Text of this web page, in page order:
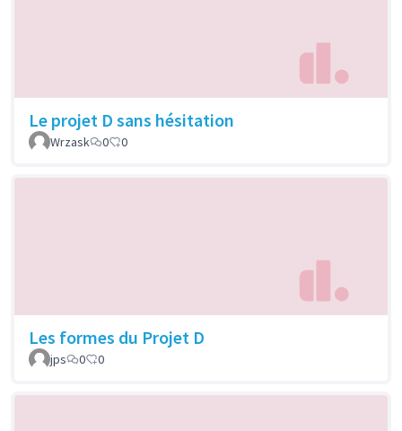
Le projet D sans hésitation
Wrzask 0 0
Les formes du Projet D
jps 0 0